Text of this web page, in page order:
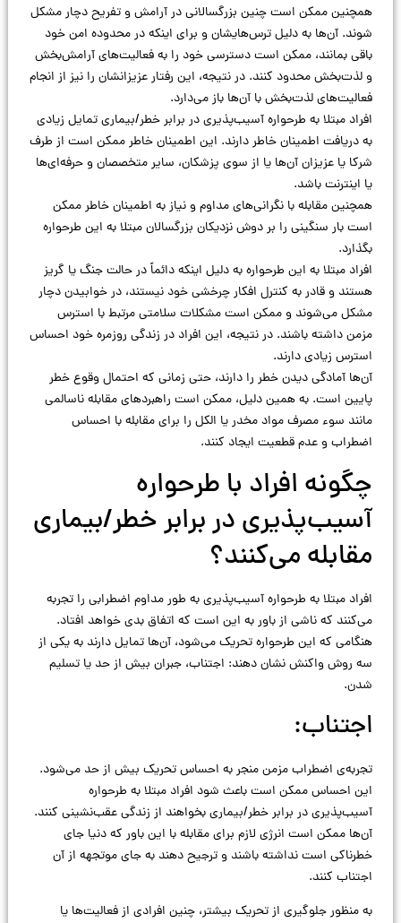
همچنین ممکن است چنین بزرگسالانی در آرامش و تفریح دچار مشکل
شوند. آن‌ها به دلیل ترس‌هایشان و برای اینکه در محدوده امن خود
باقی بمانند، ممکن است دسترسی خود را به فعالیت‌های آرامش‌بخش
و لذت‌بخش محدود کنند. در نتیجه، این رفتار عزیزانشان را نیز از انجام
فعالیت‌های لذت‌بخش با آن‌ها باز می‌دارد.
افراد مبتلا به طرحواره آسیب‌پذیری در برابر خطر/بیماری تمایل زیادی
به دریافت اطمینان خاطر دارند. این اطمینان خاطر ممکن است از طرف
شرکا یا عزیزان آن‌ها یا از سوی پزشکان، سایر متخصصان و حرفه‌ای‌ها
یا اینترنت باشد.
همچنین مقابله با نگرانی‌های مداوم و نیاز به اطمینان خاطر ممکن
است بار سنگینی را بر دوش نزدیکان بزرگسالان مبتلا به این طرحواره
بگذارد.
افراد مبتلا به این طرحواره به دلیل اینکه دائماً در حالت جنگ یا گریز
هستند و قادر به کنترل افکار چرخشی خود نیستند، در خوابیدن دچار
مشکل می‌شوند و ممکن است مشکلات سلامتی مرتبط با استرس
مزمن داشته باشند. در نتیجه، این افراد در زندگی روزمره خود احساس
استرس زیادی دارند.
آن‌ها آمادگی دیدن خطر را دارند، حتی زمانی که احتمال وقوع خطر
پایین است. به همین دلیل، ممکن است راهبردهای مقابله ناسالمی
مانند سوء مصرف مواد مخدر یا الکل را برای مقابله با احساس
اضطراب و عدم قطعیت ایجاد کنند.
چگونه افراد با طرحواره
آسیب‌پذیری در برابر خطر/بیماری
مقابله می‌کنند؟
افراد مبتلا به طرحواره آسیب‌پذیری به طور مداوم اضطرابی را تجربه
می‌کنند که ناشی از باور به این است که اتفاق بدی خواهد افتاد.
هنگامی که این طرحواره تحریک می‌شود، آن‌ها تمایل دارند به یکی از
سه روش واکنش نشان دهند: اجتناب، جبران بیش از حد یا تسلیم
شدن.
اجتناب:
تجربه‌ی اضطراب مزمن منجر به احساس تحریک بیش از حد می‌شود.
این احساس ممکن است باعث شود افراد مبتلا به طرحواره
آسیب‌پذیری در برابر خطر/بیماری بخواهند از زندگی عقب‌نشینی کنند.
آن‌ها ممکن است انرژی لازم برای مقابله با این باور که دنیا جای
خطرناکی است نداشته باشند و ترجیح دهند به جای موتجهه از آن
اجتناب کنند.
به منظور جلوگیری از تحریک بیشتر، چنین افرادی از فعالیت‌ها یا